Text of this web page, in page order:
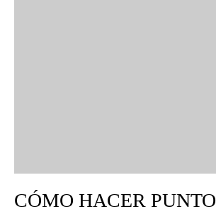
CÓMO HACER PUNTO